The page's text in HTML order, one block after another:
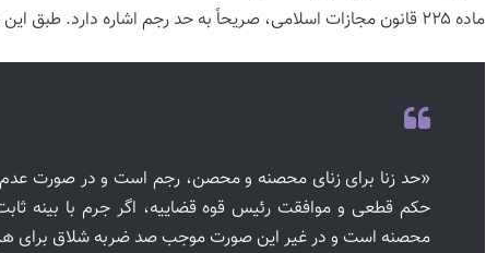
ماده ۲۲۵ قانون مجازات اسلامی، صریحاً به حد رجم اشاره دارد. طبق این ماده:
«حد زنا برای زنای محصنه و محصن، رجم است و در صورت عدم
حکم قطعی و موافقت رئیس قوه قضاییه، اگر جرم با بینه
محصنه است و در غیر این صورت موجب صد ضربه شلاق برای هر